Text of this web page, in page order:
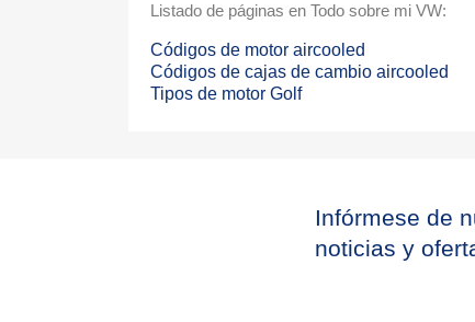
Listado de páginas en Todo sobre mi VW:
Códigos de motor aircooled
Códigos de cajas de cambio aircooled
Tipos de motor Golf
Infórmese de
noticias y